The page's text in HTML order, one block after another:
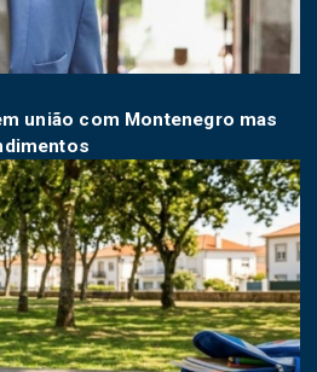
união com Montenegro mas